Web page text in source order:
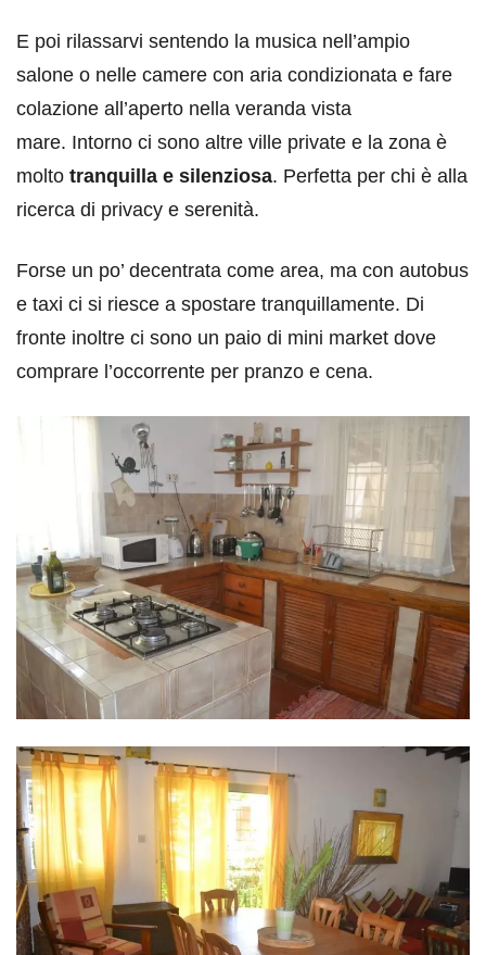
E poi rilassarvi sentendo la musica nell’ampio
salone o nelle camere con aria condizionata e fare
colazione all’aperto nella veranda vista
mare. Intorno ci sono altre ville private e la zona è
molto tranquilla e silenziosa. Perfetta per chi è alla
ricerca di privacy e serenità.
Forse un po’ decentrata come area, ma con autobus
e taxi ci si riesce a spostare tranquillamente. Di
fronte inoltre ci sono un paio di mini market dove
comprare l’occorrente per pranzo e cena.